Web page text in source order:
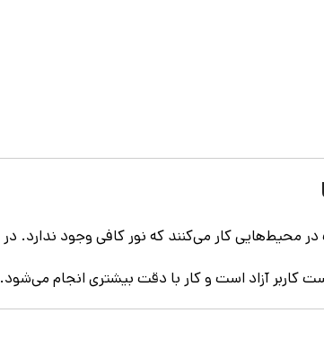
در محیط‌هایی کار می‌کنند که نور کافی وجود
کاربر آزاد است و کار با دقت بیشتری انجام می‌شود.